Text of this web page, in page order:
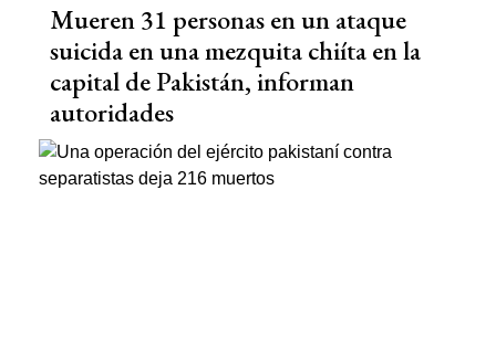
Mueren 31 personas en un ataque
suicida en una mezquita chiíta en la
capital de Pakistán, informan
autoridades